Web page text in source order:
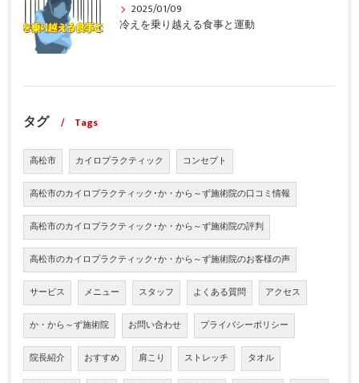
2025/01/09
冷えを乗り越える食事と運動
タグ Tags
高松市 カイロプラクティック コンセプト
高松市のカイロプラクティック･か・から～ず施術院の口コミ情報
高松市のカイロプラクティック･か・から～ず施術院の評判
高松市のカイロプラクティック･か・から～ず施術院のお客様の声
サービス メニュー スタッフ よくある質問 アクセス
か・から～ず施術院 お問い合わせ プライバシーポリシー
院長紹介 おすすめ 肩こり ストレッチ タオル